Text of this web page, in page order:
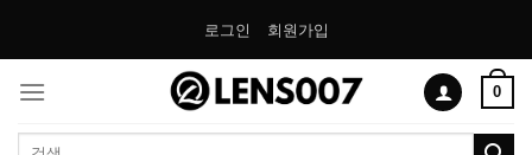
로그인 회원가입
0